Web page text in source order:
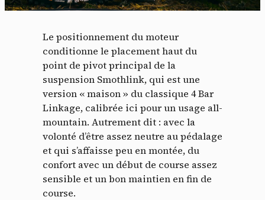
Le positionnement du moteur
conditionne le placement haut du
point de pivot principal de la
suspension Smothlink, qui est une
version « maison » du classique 4 Bar
Linkage, calibrée ici pour un usage all-
mountain. Autrement dit : avec la
volonté d’être assez neutre au pédalage
et qui s’affaisse peu en montée, du
confort avec un début de course assez
sensible et un bon maintien en fin de
course.